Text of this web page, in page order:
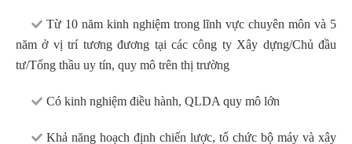
Từ 10 năm kinh nghiệm trong lĩnh vực chuyên môn và 5
năm ở vị trí tương đương tại các công ty Xây dựng/Chủ đầu
tư/Tổng thầu uy tín, quy mô trên thị trường
Có kinh nghiệm điều hành, QLDA quy mô lớn
Khả năng hoạch định chiến lược, tổ chức bộ máy và xây